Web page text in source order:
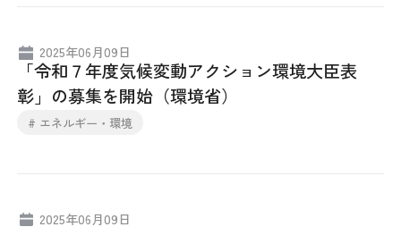
2025年06月09日
「令和７年度気候変動アクション環境大臣表
彰」の募集を開始（環境省）
# エネルギー・環境
2025年06月09日